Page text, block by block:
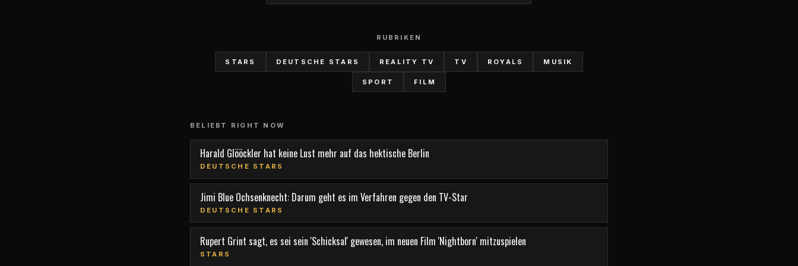
RUBRIKEN
STARS DEUTSCHE STARS REALITY TV TV ROYALS MUSIK
SPORT FILM
BELIEBT RIGHT NOW
Harald Glööckler hat keine Lust mehr auf das hektische Berlin
DEUTSCHE STARS
Jimi Blue Ochsenknecht: Darum geht es im Verfahren gegen den TV-Star
DEUTSCHE STARS
Rupert Grint sagt, es sei sein 'Schicksal' gewesen, im neuen Film 'Nightborn' mitzuspielen
STARS